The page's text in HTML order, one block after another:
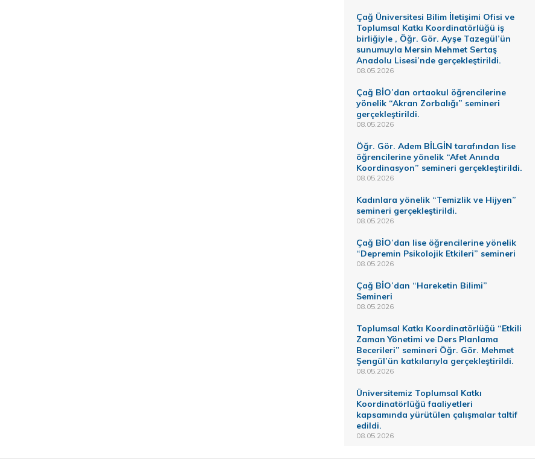
Çağ Üniversitesi Bilim İletişimi Ofisi ve
Toplumsal Katkı Koordinatörlüğü iş
birliğiyle , Öğr. Gör. Ayşe Tazegül’ün
sunumuyla Mersin Mehmet Sertaş
Anadolu Lisesi’nde gerçekleştirildi.
08.05.2026
Çağ BİO’dan ortaokul öğrencilerine
yönelik “Akran Zorbalığı” semineri
gerçekleştirildi.
08.05.2026
Öğr. Gör. Adem BİLGİN tarafından lise
öğrencilerine yönelik “Afet Anında
Koordinasyon” semineri gerçekleştirildi.
08.05.2026
Kadınlara yönelik “Temizlik ve Hijyen”
semineri gerçekleştirildi.
08.05.2026
Çağ BİO’dan lise öğrencilerine yönelik
“Depremin Psikolojik Etkileri” semineri
08.05.2026
Çağ BİO’dan “Hareketin Bilimi”
Semineri
08.05.2026
Toplumsal Katkı Koordinatörlüğü “Etkili
Zaman Yönetimi ve Ders Planlama
Becerileri” semineri Öğr. Gör. Mehmet
Şengül’ün katkılarıyla gerçekleştirildi.
08.05.2026
Üniversitemiz Toplumsal Katkı
Koordinatörlüğü faaliyetleri
kapsamında yürütülen çalışmalar taltif
edildi.
08.05.2026